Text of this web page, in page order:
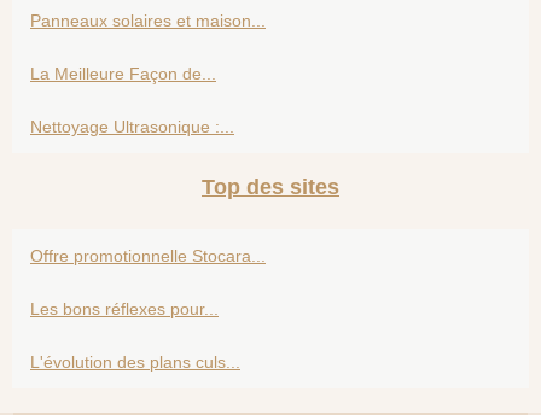
Panneaux solaires et maison...
La Meilleure Façon de...
Nettoyage Ultrasonique :...
Top des sites
Offre promotionnelle Stocara...
Les bons réflexes pour...
L'évolution des plans culs...